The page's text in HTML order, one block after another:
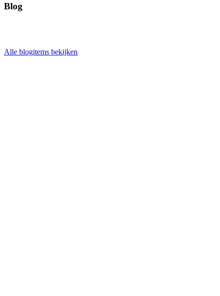
Blog
Alle blogitems bekijken